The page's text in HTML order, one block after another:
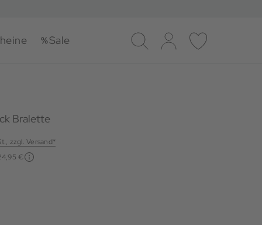
Sale
Suche Log-in Merkliste
Bralette
zzgl. Versand*
€